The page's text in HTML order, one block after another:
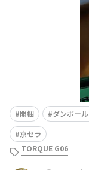
開梱 ダンボー
京セラ
TORQUE G06